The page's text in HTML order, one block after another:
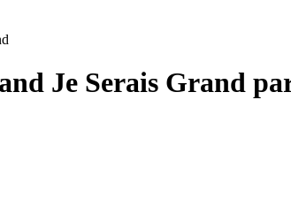
Je Serais Grand